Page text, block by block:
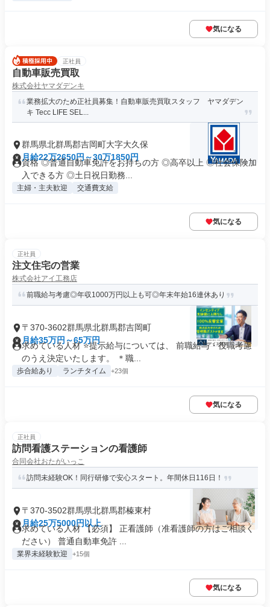
気になる
正社員
自動車販売買取
株式会社ヤマダデンキ
業務拡大のため正社員募集！自動車販売買取スタッフ ヤマダデン
キ Tecc LIFE SEL...
群馬県北群馬郡吉岡町大字大久保
月給22万2650円～30万1850円
資格 ◎普通自動車免許をお持ちの方 ◎高卒以上 ◎社会保険加
入できる方 ◎土日祝日勤務...
主婦・主夫歓迎 交通費支給
気になる
正社員
注文住宅の営業
株式会社アイ工務店
前職給与考慮◎年収1000万円以上も可◎年末年始16連休あり
〒370-3602群馬県北群馬郡吉岡町
月給35万円～65万円
求めている人材 ⭐提示給与については、 前職給与・役職考慮
のうえ決定いたします。 ＊職...
歩合給あり ランチタイム +23個
気になる
正社員
訪問看護ステーションの看護師
合同会社おたがいっこ
訪問未経験OK！同行研修で安心スタート。年間休日116日！
〒370-3502群馬県北群馬郡榛東村
月給25万5000円以上
求めている人材 【必須】 正看護師（准看護師の方はご相談く
ださい） 普通自動車免許 ...
業界未経験歓迎 +15個
気になる